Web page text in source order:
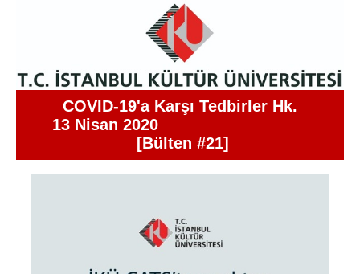
COVID-19'a Karşı Tedbirler Hk.
13 Nisan 2020
[Bülten #21]